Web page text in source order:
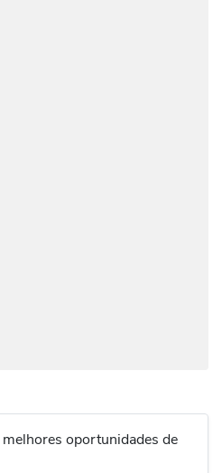
oportunidades de